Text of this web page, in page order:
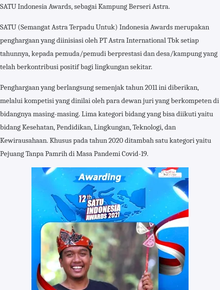
SATU Indonesia Awards, sebagai Kampung Berseri Astra.
SATU (Semangat Astra Terpadu Untuk) Indonesia Awards merupakan
penghargaan yang diinisiasi oleh PT Astra International Tbk setiap
tahunnya, kepada pemuda/pemudi berprestasi dan desa/kampung yang
telah berkontribusi positif bagi lingkungan sekitar.
Penghargaan yang berlangsung semenjak tahun 2011 ini diberikan,
melalui kompetisi yang dinilai oleh para dewan juri yang berkompeten di
bidangnya masing-masing. Lima kategori bidang yang bisa diikuti yaitu
bidang Kesehatan, Pendidikan, Lingkungan, Teknologi, dan
Kewirausahaan. Khusus pada tahun 2020 ditambah satu kategori yaitu
Pejuang Tanpa Pamrih di Masa Pandemi Covid-19.